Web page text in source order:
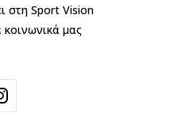
στη Sport Vision
μας